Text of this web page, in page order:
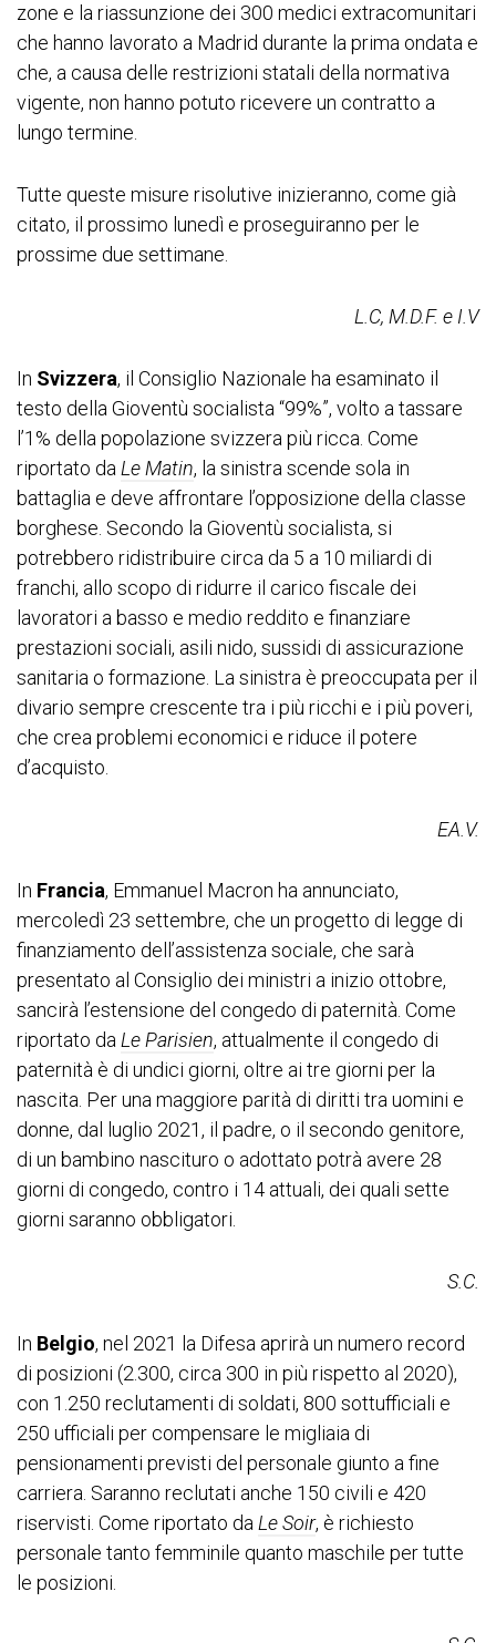
zone e la riassunzione dei 300 medici extracomunitari
che hanno lavorato a Madrid durante la prima ondata e
che, a causa delle restrizioni statali della normativa
vigente, non hanno potuto ricevere un contratto a
lungo termine.
Tutte queste misure risolutive inizieranno, come già
citato, il prossimo lunedì e proseguiranno per le
prossime due settimane.
L.C, M.D.F. e I.V
In Svizzera, il Consiglio Nazionale ha esaminato il
testo della Gioventù socialista “99%”, volto a tassare
l’1% della popolazione svizzera più ricca. Come
riportato da Le Matin, la sinistra scende sola in
battaglia e deve affrontare l’opposizione della classe
borghese. Secondo la Gioventù socialista, si
potrebbero ridistribuire circa da 5 a 10 miliardi di
franchi, allo scopo di ridurre il carico fiscale dei
lavoratori a basso e medio reddito e finanziare
prestazioni sociali, asili nido, sussidi di assicurazione
sanitaria o formazione. La sinistra è preoccupata per il
divario sempre crescente tra i più ricchi e i più poveri,
che crea problemi economici e riduce il potere
d’acquisto.
EA.V.
In Francia, Emmanuel Macron ha annunciato,
mercoledì 23 settembre, che un progetto di legge di
finanziamento dell’assistenza sociale, che sarà
presentato al Consiglio dei ministri a inizio ottobre,
sancirà l’estensione del congedo di paternità. Come
riportato daLe Parisien, attualmente il congedo di
paternità è di undici giorni, oltre ai tre giorni per la
nascita. Per una maggiore parità di diritti tra uomini e
donne, dal luglio 2021, il padre, o il secondo genitore,
di un bambino nascituro o adottato potrà avere 28
giorni di congedo, contro i 14 attuali, dei quali sette
giorni saranno obbligatori.
S.C.
In Belgio, nel 2021 la Difesa aprirà un numero record
di posizioni (2.300, circa 300 in più rispetto al 2020),
con 1.250 reclutamenti di soldati, 800 sottufficiali e
250 ufficiali per compensare le migliaia di
pensionamenti previsti del personale giunto a fine
carriera. Saranno reclutati anche 150 civili e 420
riservisti. Come riportato da Le Soir, è richiesto
personale tanto femminile quanto maschile per tutte
le posizioni.